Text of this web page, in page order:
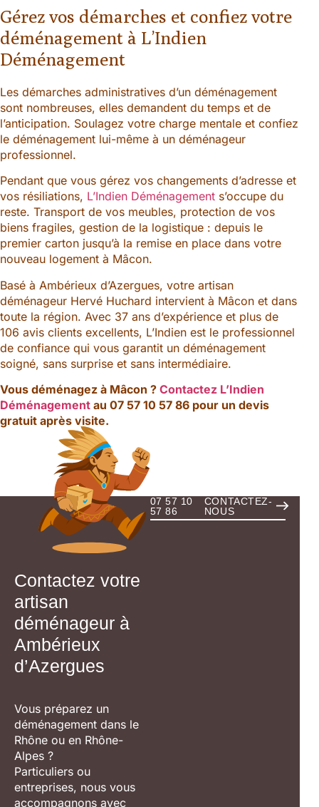
Gérez vos démarches et confiez votre
déménagement à L’Indien
Déménagement
Les démarches administratives d’un déménagement
sont nombreuses, elles demandent du temps et de
l’anticipation. Soulagez votre charge mentale et confiez
le déménagement lui-même à un déménageur
professionnel.
Pendant que vous gérez vos changements d’adresse et
vos résiliations, L’Indien Déménagement s’occupe du
reste. Transport de vos meubles, protection de vos
biens fragiles, gestion de la logistique : depuis le
premier carton jusqu’à la remise en place dans votre
nouveau logement à Mâcon.
Basé à Ambérieux d’Azergues, votre artisan
déménageur Hervé Huchard intervient à Mâcon et dans
toute la région. Avec 37 ans d’expérience et plus de
106 avis clients excellents, L’Indien est le professionnel
de confiance qui vous garantit un déménagement
soigné, sans surprise et sans intermédiaire.
Vous déménagez à Mâcon ? Contactez L’Indien
Déménagement au 07 57 10 57 86 pour un devis
gratuit après visite.
Contactez votre
artisan
déménageur à
Ambérieux
d’Azergues
Vous préparez un
déménagement dans le
Rhône ou en Rhône-
Alpes ?
Particuliers ou
entreprises, nous vous
accompagnons avec
07 57 10
57 86
CONTACTEZ-
NOUS